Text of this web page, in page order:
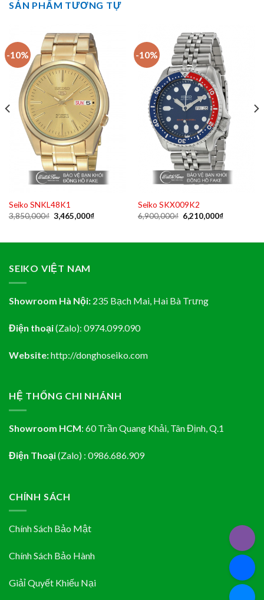
SẢN PHẨM TƯƠNG TỰ
-10%
Seiko SNKL48K1
3,850,000₫ Original
price
3,465,000₫Current
-10%
Seiko SKX009K2
6,900,000₫ Original
price
6,210,000₫Current
SEIKO VIỆT NAM
Showroom Hà Nội: 235 Bạch Mai, Hai Bà Trưng
Điện thoại(Zalo): 0974.099.090
Website:http://donghoseiko.com
HỆ THỐNG CHI NHÁNH
Showroom HCM: 60 Trần Quang Khải, Tân Định, Q.1
Điện Thoại(Zalo) : 0986.686.909
CHÍNH SÁCH
Chính Sách Bảo Mật
Chính Sách Bảo Hành
Giảỉ Quyết Khiếu Nại